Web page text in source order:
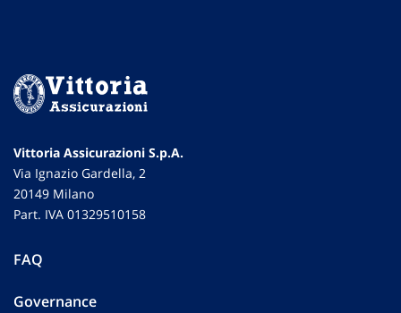
Vittoria Assicurazioni S.p.A.
Via Ignazio Gardella, 2
20149 Milano
Part. IVA 01329510158
FAQ
Governance